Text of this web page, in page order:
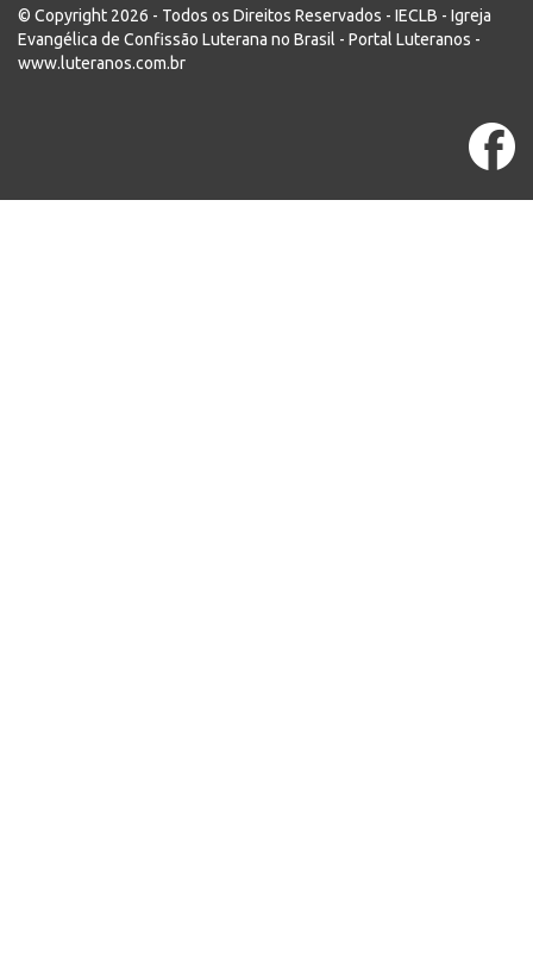
© Copyright 2026 - Todos os Direitos Reservados - IECLB - Igreja
Evangélica de Confissão Luterana no Brasil - Portal Luteranos -
www.luteranos.com.br